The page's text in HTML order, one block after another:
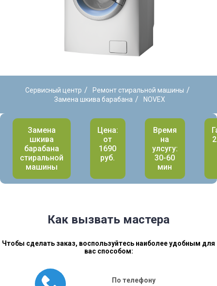
Сервисный центр / Ремонт стиральной машины /
Замена шкива барабана / NOVEX
Замена
шкива
барабана
стиральной
машины
Цена:
от
1690
руб.
Время
на
улсугу:
30-60
мин
Как вызвать мастера
Чтобы сделать заказ, воспользуйтесь наиболее удобным для
вас способом:
По телефону